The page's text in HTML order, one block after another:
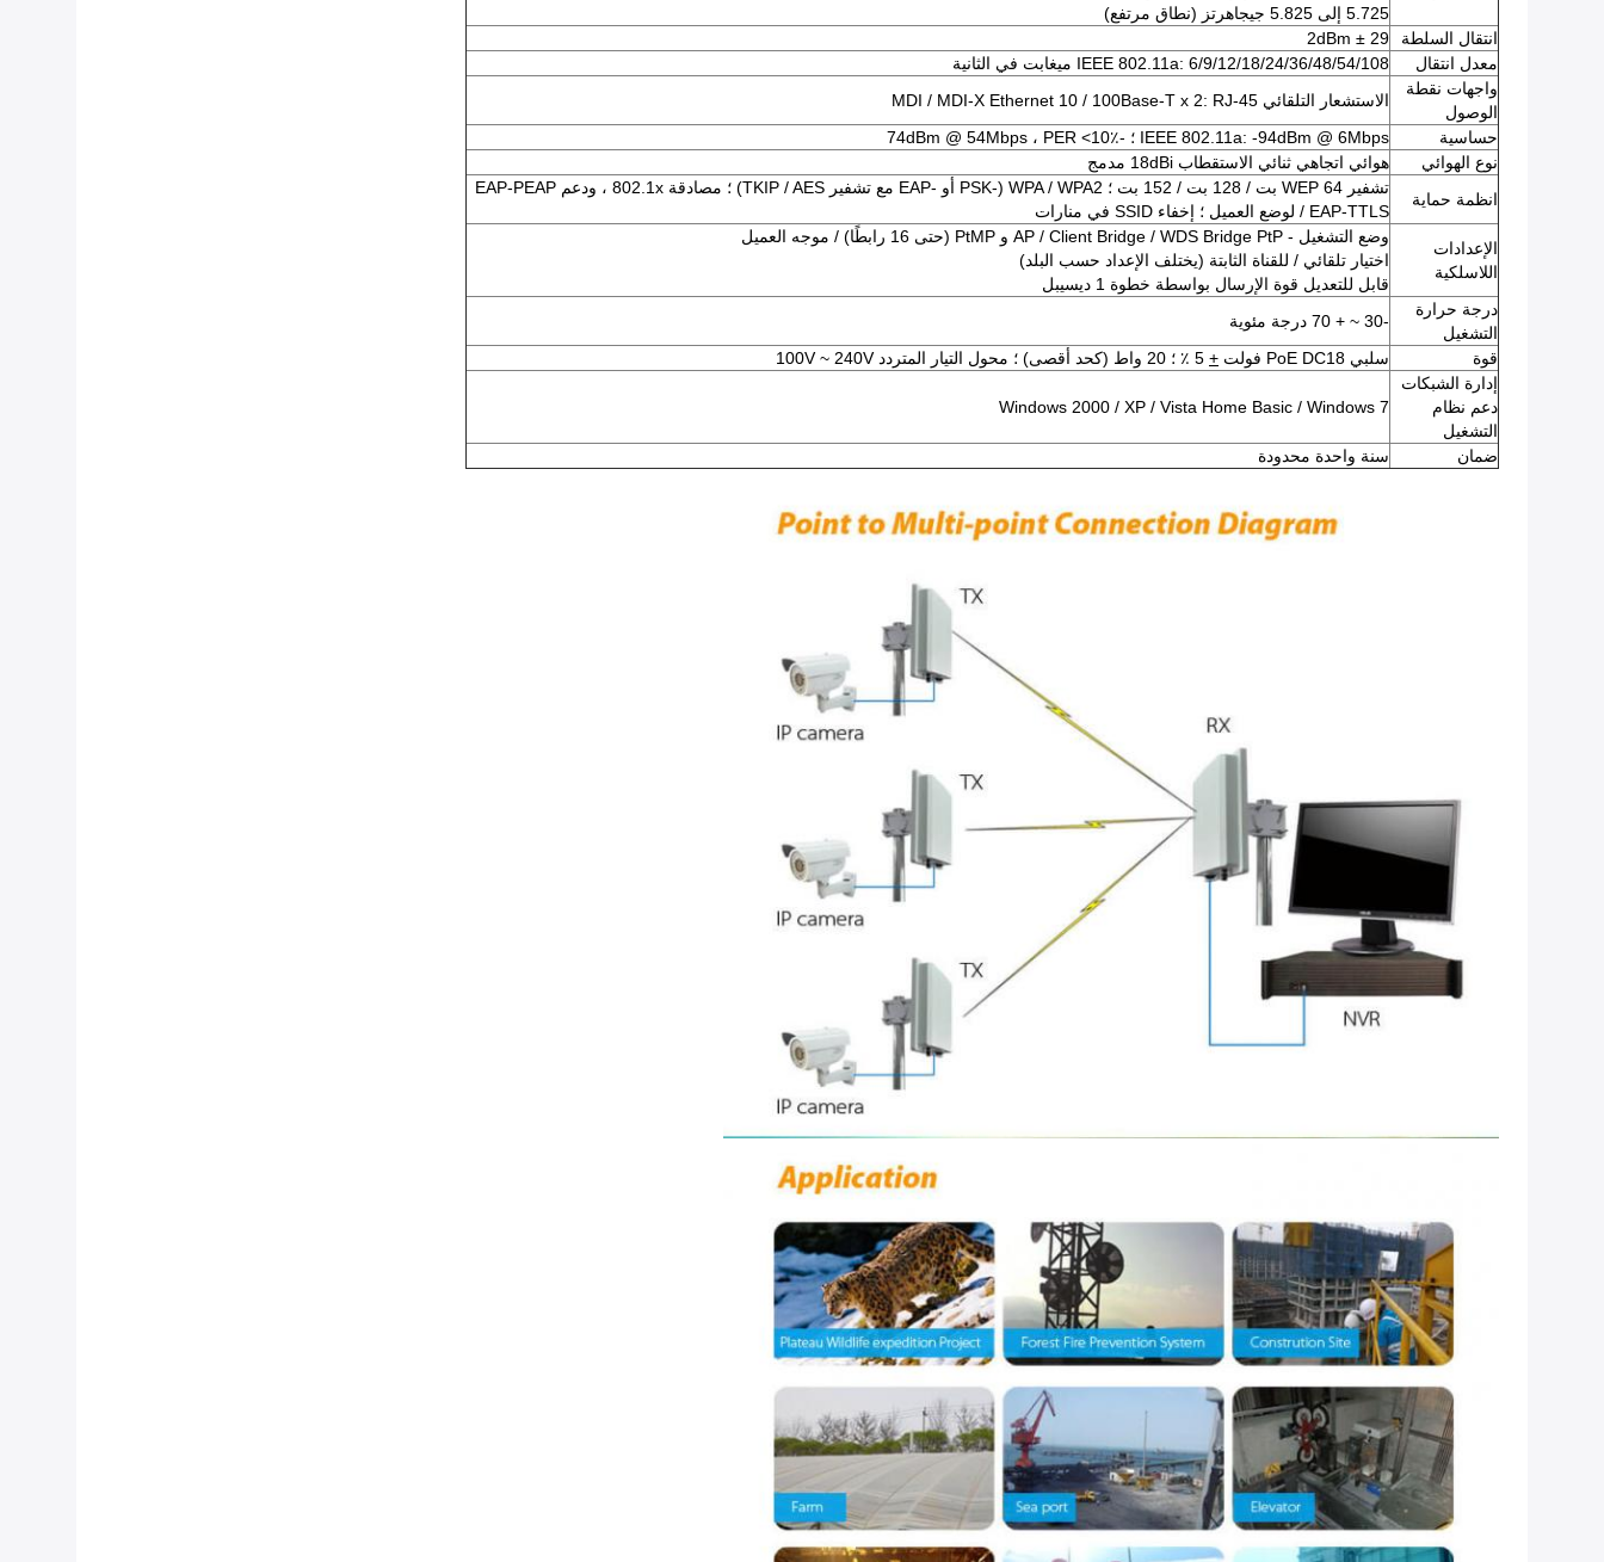
5.725 إلى 5.825 جيجاهرتز (نطاق مرتفع)
انتقال السلطة
29 ± 2dBm
معدل انتقال
IEEE 802.11a: 6/9/12/18/24/36/48/54/108 ميغابت في الثانية
واجهات نقطة
الوصول
الاستشعار التلقائي MDI / MDI-X Ethernet 10 / 100Base-T x 2: RJ-45
حساسية
IEEE 802.11a: -94dBm @ 6Mbps ؛
-74dBm @ 54Mbps ، PER <10٪
نوع الهوائي
هوائي اتجاهي ثنائي الاستقطاب 18dBi مدمج
انظمة حماية
تشفير WEP 64 بت / 128 بت / 152 بت ؛ WPA / WPA2 (-PSK أو -EAP مع تشفير TKIP / AES) ؛
مصادقة 802.1x ، ودعم EAP-PEAP
/ EAP-TTLS لوضع العميل ؛
إخفاء SSID في منارات
الإعدادات
اللاسلكية
وضع التشغيل - AP / Client Bridge / WDS Bridge PtP و PtMP (حتى 16 رابطًا) / موجه العميل
اختيار تلقائي / للقناة الثابتة (يختلف الإعداد حسب البلد)
قابل للتعديل قوة الإرسال بواسطة خطوة 1 ديسيبل
درجة حرارة
التشغيل
-30 ~ + 70 درجة مئوية
قوة
سلبي PoE DC18 فولت + 20 واط (كحد أقصى) ؛
محول التيار المتردد 100V ~ 240V
إدارة الشبكات
دعم نظام
التشغيل
Windows 2000 / XP / Vista Home Basic / Windows 7
ضمان سنة واحدة محدودة